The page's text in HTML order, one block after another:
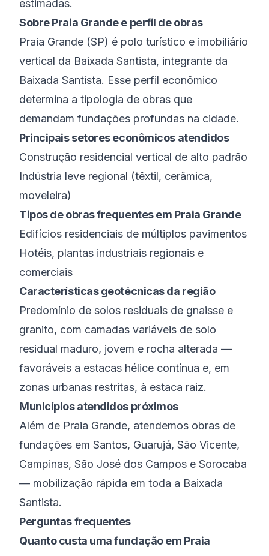
estimadas.
SobrePraia Grandee perfil de obras
Praia Grande (SP) é polo turístico e imobiliário
vertical da Baixada Santista, integrante da
Baixada Santista. Esse perfil econômico
determina a tipologia de obras que
demandam fundações profundas na cidade.
Principais setores econômicos atendidos
Construção residencial vertical de alto padrão
Indústria leve regional (têxtil, cerâmica,
moveleira)
Tipos de obras frequentes em Praia Grande
Edifícios residenciais de múltiplos pavimentos
Hotéis, plantas industriais regionais e
comerciais
Características geotécnicas da região
Predomínio de solos residuais de gnaisse e
granito, com camadas variáveis de solo
residual maduro, jovem e rocha alterada —
favoráveis a estacas hélice contínua e, em
zonas urbanas restritas, à estaca raiz.
Municípios atendidos próximos
Além de Praia Grande, atendemos obras de
fundações em Santos, Guarujá, São Vicente,
Campinas, São José dos Campos e Sorocaba
— mobilização rápida em toda a Baixada
Santista.
Perguntas frequentes
Quanto custa uma fundação em Praia